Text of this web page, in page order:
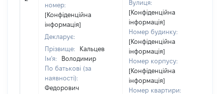
номер:
[Конфіденційна
інформація]
Декларує:
Прізвище:
Кальцев
Ім'я:
Володимир
По батькові (за
наявності):
Федорович
Вулиця:
[Конфіденційна
інформація]
Номер будинку:
[Конфіденційна
інформація]
Номер корпусу:
[Конфіденційна
інформація]
Номер квартири: